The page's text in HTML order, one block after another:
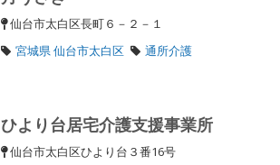
仙台市太白区長町６－２－１
宮城県 仙台市太白区
通所介護
ひより台居宅介護支援事業所
仙台市太白区ひより台３番16号